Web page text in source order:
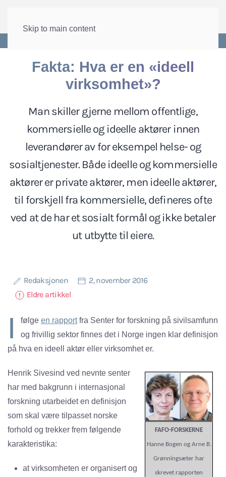
Skip to main content
Fakta: Hva er en «ideell
virksomhet»?
Man skiller gjerne mellom offentlige,
kommersielle og ideelle aktører innen
leverandører av for eksempel helse- og
sosialtjenester. Både ideelle og kommersielle
aktører er private aktører, men ideelle aktører,
til forskjell fra kommersielle, defineres ofte
ved at de har et sosialt formål og ikke betaler
ut utbytte til eiere.
Redaksjonen
2, november 2016
Eldre artikkel
I følge en rapportfra Senter for forskning på sivilsamfunn
og frivillig sektor finnes det i Norge ingen klar definisjon
på hva en ideell aktør eller virksomhet er.
FAFO-FORSKERNE
Hanne Bogen og Arne B.
Grønningsæter har
skrevet rapporten
Henrik Sivesind ved nevnte senter
har med bakgrunn i internasjonal
forskning utarbeidet en definisjon
som skal være tilpasset norske
forhold og trekker frem følgende
karakteristika:
at virksomheten er organisert og